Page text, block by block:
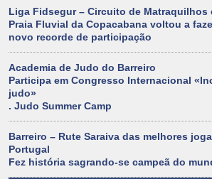
Liga Fidsegur – Circuito de Matraquilhos
Praia Fluvial da Copacabana voltou a
novo recorde de participação
Academia de Judo do Barreiro
Participa em Congresso Internacional
judo»
. Judo Summer Camp
Barreiro – Rute Saraiva das melhores
Portugal
Fez história sagrando-se campeã do